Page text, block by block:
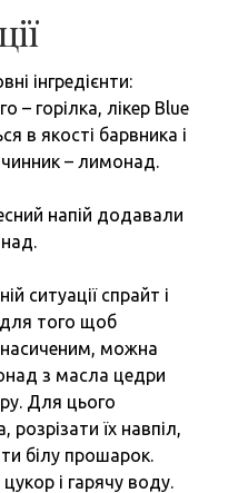
інгредієнти:
– горілка, лікер Blue
в якості барвника і
– лимонад.
напій додавали
ситуації спрайт і
того щоб
можна
з масла цедри
Для цього
їх навпіл,
білу прошарок.
і гарячу воду.